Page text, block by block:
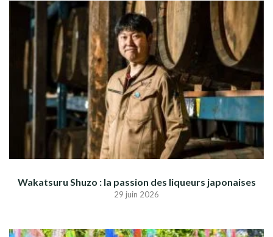
Wakatsuru Shuzo : la passion des liqueurs japonaises
29 juin 2026